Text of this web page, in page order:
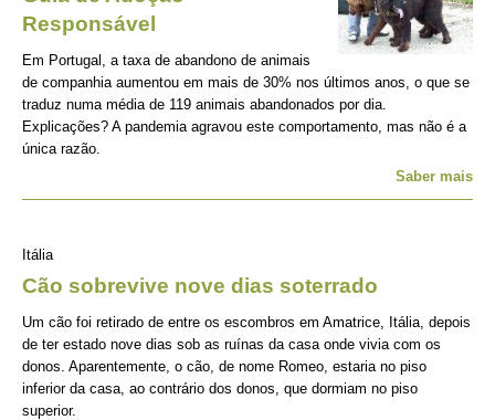
Responsável
Em Portugal, a taxa de abandono de animais
de companhia aumentou em mais de 30% nos últimos anos, o que se
traduz numa média de 119 animais abandonados por dia.
Explicações? A pandemia agravou este comportamento, mas não é a
única razão.
Saber mais
Itália
Cão sobrevive nove dias soterrado
Um cão foi retirado de entre os escombros em Amatrice, Itália, depois
de ter estado nove dias sob as ruínas da casa onde vivia com os
donos. Aparentemente, o cão, de nome Romeo, estaria no piso
inferior da casa, ao contrário dos donos, que dormiam no piso
superior.